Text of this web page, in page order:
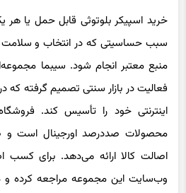
خرید اسپیکر بلوتوثی قابل حمل یا هر
سبب حساسیتی که در انتخاب و سلامت
منبع معتبر انجام شود. سیبما
فعالیت در بازار سنتی تصمیم گرفته که
اینترنتی خود را تأسیس کند.
محصولات صددرصد اورجینال است و
اصالت کالا ارائه می‌دهد. برای کسب
وب‌سایت این مجموعه مراجعه کرده و